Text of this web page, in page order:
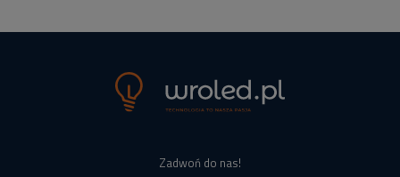
Zadwoń do nas!